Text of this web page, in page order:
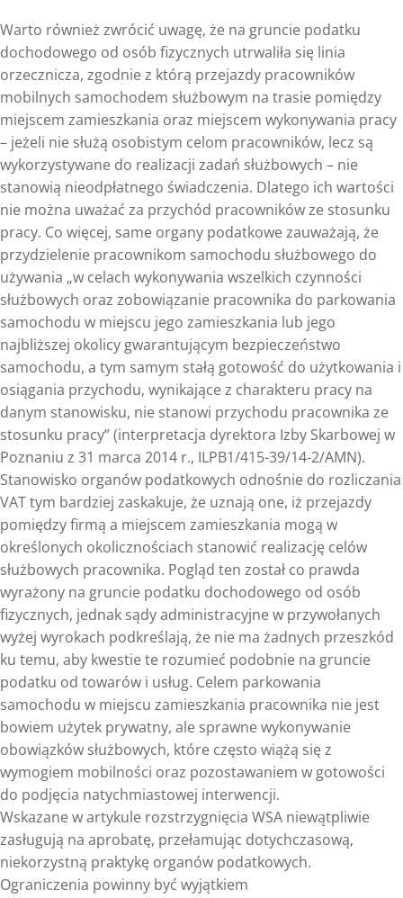
Warto również zwrócić uwagę, że na gruncie podatku
dochodowego od osób fizycznych utrwaliła się linia
orzecznicza, zgodnie z którą przejazdy pracowników
mobilnych samochodem służbowym na trasie pomiędzy
miejscem zamieszkania oraz miejscem wykonywania pracy
– jeżeli nie służą osobistym celom pracowników, lecz są
wykorzystywane do realizacji zadań służbowych – nie
stanowią nieodpłatnego świadczenia. Dlatego ich wartości
nie można uważać za przychód pracowników ze stosunku
pracy. Co więcej, same organy podatkowe zauważają, że
przydzielenie pracownikom samochodu służbowego do
używania „w celach wykonywania wszelkich czynności
służbowych oraz zobowiązanie pracownika do parkowania
samochodu w miejscu jego zamieszkania lub jego
najbliższej okolicy gwarantującym bezpieczeństwo
samochodu, a tym samym stałą gotowość do użytkowania i
osiągania przychodu, wynikające z charakteru pracy na
danym stanowisku, nie stanowi przychodu pracownika ze
stosunku pracy” (interpretacja dyrektora Izby Skarbowej w
Poznaniu z 31 marca 2014 r., ILPB1/415-39/14-2/AMN).
Stanowisko organów podatkowych odnośnie do rozliczania
VAT tym bardziej zaskakuje, że uznają one, iż przejazdy
pomiędzy firmą a miejscem zamieszkania mogą w
określonych okolicznościach stanowić realizację celów
służbowych pracownika. Pogląd ten został co prawda
wyrażony na gruncie podatku dochodowego od osób
fizycznych, jednak sądy administracyjne w przywołanych
wyżej wyrokach podkreślają, że nie ma żadnych przeszkód
ku temu, aby kwestie te rozumieć podobnie na gruncie
podatku od towarów i usług. Celem parkowania
samochodu w miejscu zamieszkania pracownika nie jest
bowiem użytek prywatny, ale sprawne wykonywanie
obowiązków służbowych, które często wiążą się z
wymogiem mobilności oraz pozostawaniem w gotowości
do podjęcia natychmiastowej interwencji.
Wskazane w artykule rozstrzygnięcia WSA niewątpliwie
zasługują na aprobatę, przełamując dotychczasową,
niekorzystną praktykę organów podatkowych.
Ograniczenia powinny być wyjątkiem